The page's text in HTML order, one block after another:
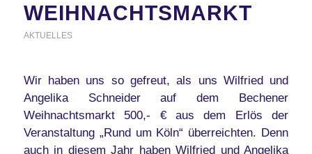
WEIHNACHTSMARKT
AKTUELLES
Wir haben uns so gefreut, als uns Wilfried und
Angelika Schneider auf dem Bechener
Weihnachtsmarkt 500,- € aus dem Erlös der
Veranstaltung „Rund um Köln“ überreichten. Denn
auch in diesem Jahr haben Wilfried und Angelika